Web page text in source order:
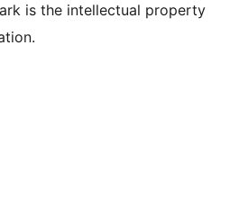
is the intellectual property